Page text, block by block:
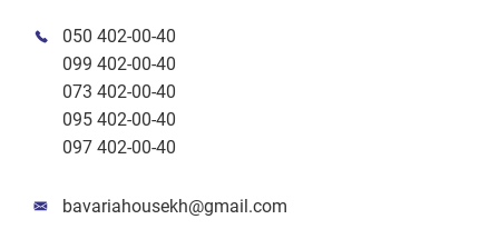
050 402-00-40
099 402-00-40
073 402-00-40
095 402-00-40
097 402-00-40
bavariahousekh@gmail.com